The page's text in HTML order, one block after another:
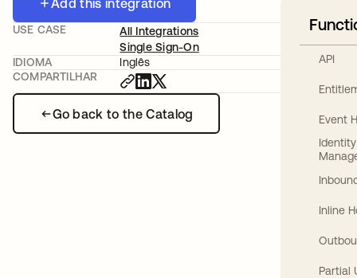
Add this integration
Go back to the Catalog
USE CASE
All Integrations
Single Sign-On
IDIOMA
Inglês
COMPARTILHAR
API
Event
Inline
Partial